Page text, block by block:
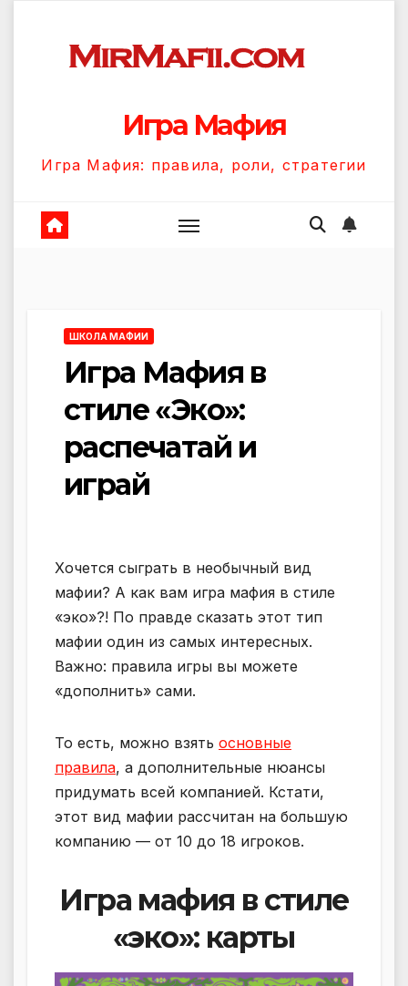
содержанию
Игра Мафия
Игра Мафия: правила, роли, стратегии
ШКОЛА МАФИИ
Игра Мафия в
стиле «Эко»:
распечатай и
играй
Хочется сыграть в необычный вид
мафии? А как вам игра мафия в стиле
«эко»?! По правде сказать этот тип
мафии один из самых интересных.
Важно: правила игры вы можете
«дополнить» сами.
То есть, можно взять основные
правила, а дополнительные нюансы
придумать всей компанией. Кстати,
этот вид мафии рассчитан на большую
компанию — от 10 до 18 игроков.
Игра мафия в стиле
«эко»: карты